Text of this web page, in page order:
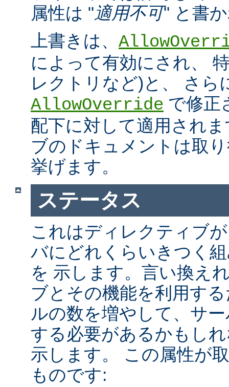
属性は "適用不可" と書
上書きは、
によって有効にされ、
レクトリなど)と、 さら
AllowOverride で修正
配下に対して適用され
ブのドキュメントは取
挙げます。
ステータス
これはディレクティブ
バにどれくらいきつく
を 示します。言い換え
ブとその機能を利用す
ルの数を増やして、サ
する必要があるかもし
示します。 この属性が
ものです: